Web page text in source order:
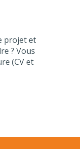
projet et
? Vous
(CV et